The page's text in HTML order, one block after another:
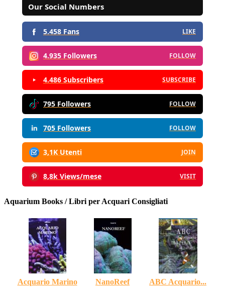
Our Social Numbers
5.458 Fans LIKE
4.935 Followers FOLLOW
4.486 Subscribers SUBSCRIBE
795 Followers FOLLOW
705 Followers FOLLOW
3,1K Utenti JOIN
8,8k Views/mese VISIT
Aquarium Books / Libri per Acquari Consigliati
Acquario Marino NanoReef
ABC Acquario...